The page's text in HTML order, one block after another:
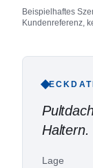
Beispielhaftes
Kundenreferenz,
Haltern.
Lage